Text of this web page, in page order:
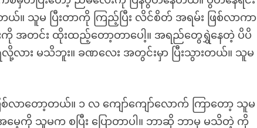
မ ပြီးတာကို ကြည့်ပြီး လိင်စိတ် အရမ်း ဖြစ်လာကာ
တင်း ထိုးထည့်တော့တာပေါ့။ အရည်တွေရွှဲနေတဲ့ ပိပိ
လား မသိဘူး။ ခဏလေး အတွင်းမှာ ပြီးသွားတယ်။ သူမ
လာတော့တယ်။ ၁ လ ကျော်ကျော်လောက် ကြာတော့ သူမ
ေ့ကို သူမက စပြီး ပြောတာပါ။ ဘာဆို ဘာမှ မသိတဲ့ ကို